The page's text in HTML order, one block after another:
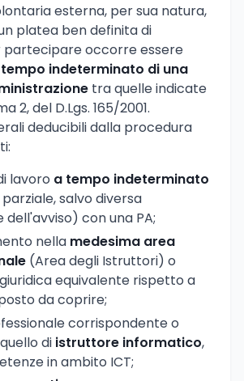
esterna, per sua natura,
platea ben definita di
partecipare occorre essere
indeterminato di una
tra quelle indicate
2, del D.Lgs. 165/2001.
deducibili dalla procedura
lavoro a tempo indeterminato
salvo diversa
dell'avviso) con una PA;
nella medesima area
(Area degli Istruttori) o
equivalente rispetto a
da coprire;
corrispondente o
di istruttore informatico,
in ambito ICT;